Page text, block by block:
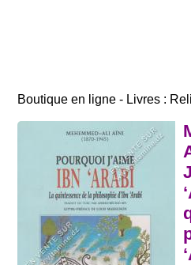
Boutique en ligne - Livres :